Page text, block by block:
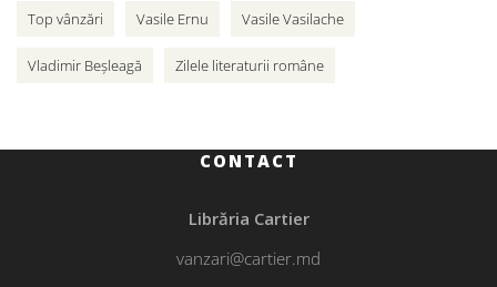
Top vânzări Vasile Ernu Vasile Vasilache
Vladimir Beșleagă Zilele literaturii române
CONTACT
Librăria Cartier
vanzari@cartier.md